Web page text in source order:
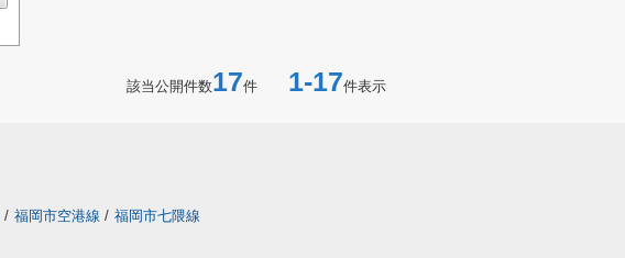
該当公開件数17件 1-17件表示
/ 福岡市空港線 / 福岡市七隈線